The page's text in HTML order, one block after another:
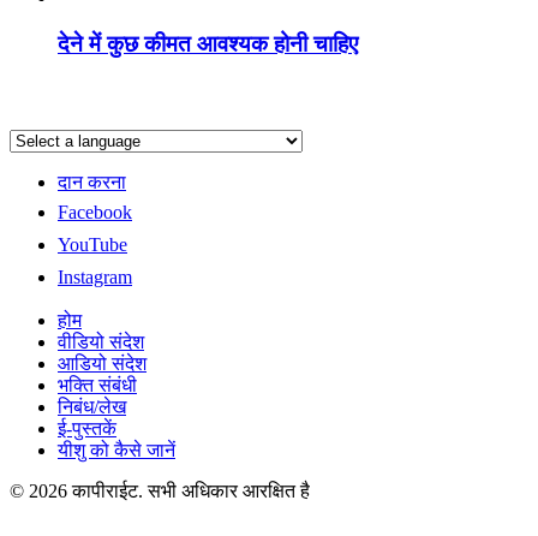
देने में कुछ कीमत आवश्यक होनी चाहिए
दान करना
Facebook
YouTube
Instagram
होम
वीडियो संदेश
आडियो संदेश
भक्ति संबंधी
निबंध/लेख
ई-पुस्तकें
यीशु को कैसे जानें
© 2026 कापीराईट. सभी अधिकार आरक्षित है